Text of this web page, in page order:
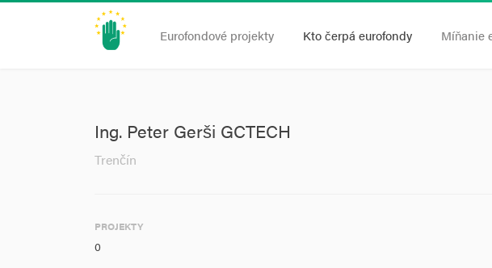
Eurofondové projekty Kto čerpá eurofondy Míňanie
Ing. Peter Gerši GCTECH
Trenčín
PROJEKTY
0